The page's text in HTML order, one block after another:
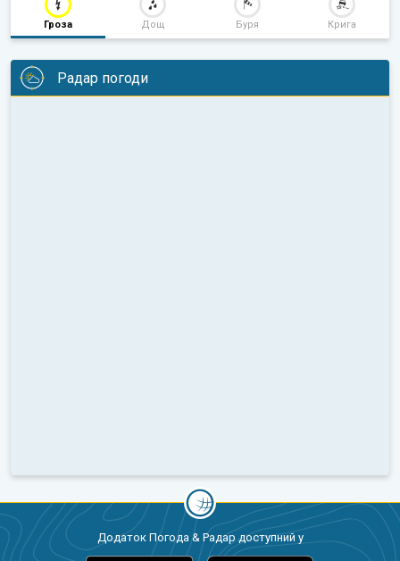
Гроза Дощ Буря Крига
Радар погоди
Додаток Погода & Радар доступний у